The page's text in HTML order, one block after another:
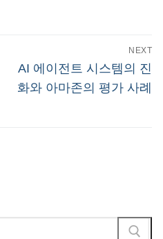
NEXT
Next
post:
AI 에이전트 시스템의 진
화와 아마존의 평가 사례